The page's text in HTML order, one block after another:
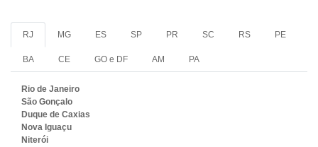
RJ MG ES SP PR SC RS PE
BA CE GO e DF AM PA
Rio de Janeiro
São Gonçalo
Duque de Caxias
Nova Iguaçu
Niterói